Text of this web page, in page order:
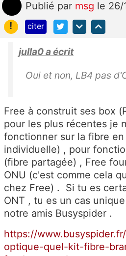
Publié par msg le 26/
!
citer
julla0 a écrit
Oui et non, LB4 pas
Free à construit ses box
pour les plus récentes je
fonctionner sur la fibre en
individuelle) , pour
(fibre partagée) , Free
ONU (c'est comme cela
chez Free) . Si tu es
ONT , tu es un cas
notre amis Busyspider .
https://
optique-quel-kit-fibre-